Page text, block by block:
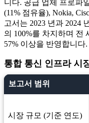
니다. 공급 업체 프로파
(11% 점유율), Nokia,
고서는 2023 년과 2024
의 100%를 차지하며 전
57% 이상을 반영합니다.
통합 통신 인프라 시
보고서 범위
시장 규모 (기준 연도)